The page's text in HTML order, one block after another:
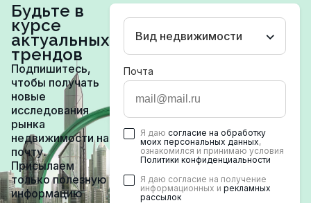
Будьте в
курсе
актуальных
трендов
Подпишитесь,
чтобы получать
новые
исследования
рынка
недвижимости на
почту.
Присылаем
только полезную
информацию
Вид недвижимости
Почта
Я даю согласие на обработку
моих персональных данных,
ознакомился и принимаю условия
Политики конфиденциальности
Я даю согласие на получение
информационных и рекламных
рассылок